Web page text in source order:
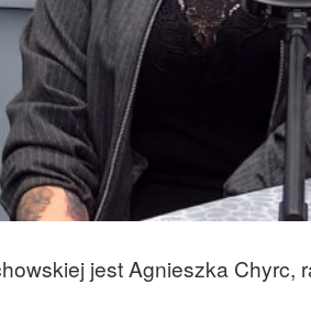
jest Agnieszka Chyrc,